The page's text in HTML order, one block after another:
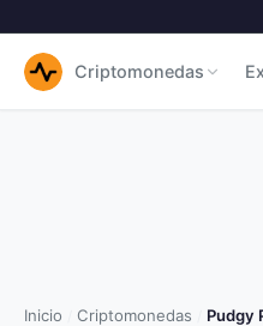
Criptomonedas
Inicio Criptomonedas Pudgy